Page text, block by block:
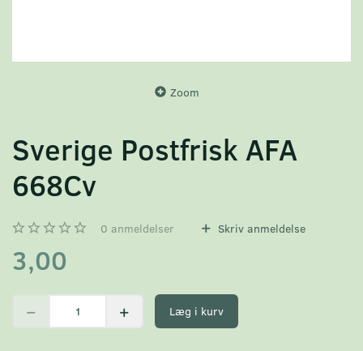
Zoom
Sverige Postfrisk AFA
668Cv
0 anmeldelser Skriv anmeldelse
3,00
Læg i kurv